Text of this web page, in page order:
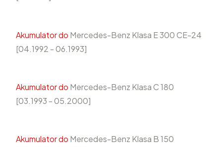
Akumulator do Mercedes-Benz Klasa E 300 CE-24
[04.1992 - 06.1993]
Akumulator do Mercedes-Benz Klasa C 180
[03.1993 - 05.2000]
Akumulator do Mercedes-Benz Klasa B 150